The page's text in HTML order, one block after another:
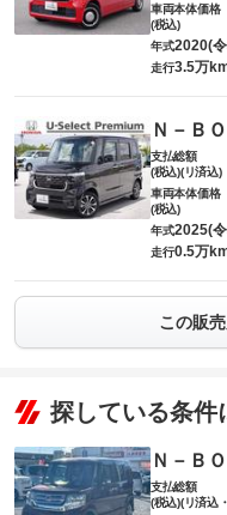
車両本体価格
(税込)
年式2020(
走行3.5万
Ｎ－Ｂ
支払総額
(税込)(リ済込)
車両本体価格
(税込)
年式2025(
走行0.5万
この販
探している条件
Ｎ－Ｂ
支払総額
(税込)(リ済込